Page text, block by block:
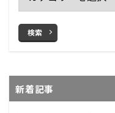
検索
新着記事